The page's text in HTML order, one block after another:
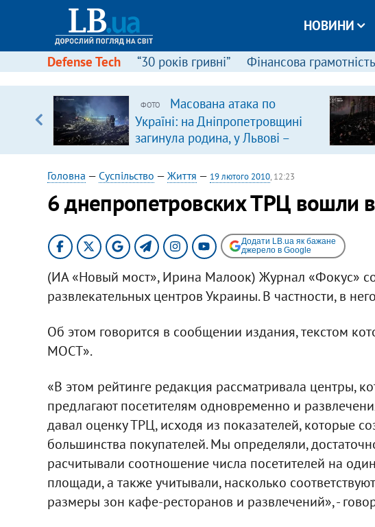
НОВИНИ
Defense Tech “30 років гривні” Фінансова грамотність
ФОТО
Масована атака по
Україні: на Дніпропетровщині
загинула родина, у Львові –
удар по багатоповерхівках
(доповнюється)
Головна — Суспільство — Життя — 19 лютого 2010, 12:23
6 днепропетровских ТРЦ вошли
Додати LB.ua як бажане
джерело в Google
(ИА «Новый мост», Ирина Малоок) Журнал «Фокус»
развлекательных центров Украины. В частности, в
Об этом говорится в сообщении издания, текстом
МОСТ».
«В этом рейтинге редакция рассматривала центры,
предлагают посетителям одновременно и
давал оценку ТРЦ, исходя из показателей, которые
большинства покупателей. Мы определяли,
расчитывали соотношение числа посетителей на
площади, а также учитывали, насколько
размеры зон кафе-ресторанов и развлечений», -